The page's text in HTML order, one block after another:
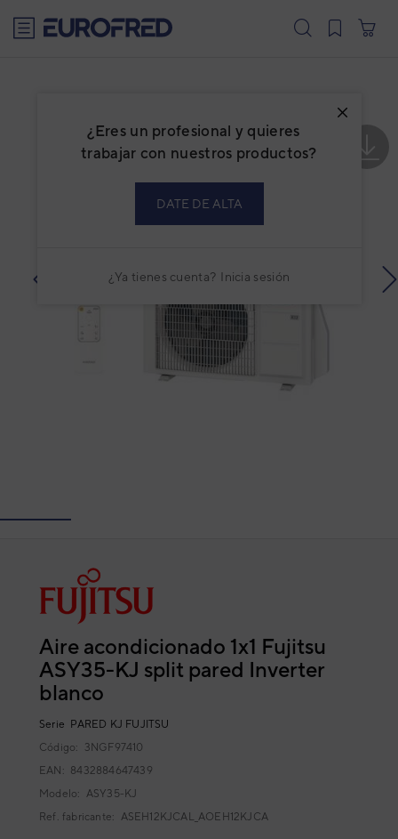
¿Eres un profesional y quieres
trabajar con nuestros productos?
DATE DE ALTA
¿Ya tienes cuenta? Inicia sesión
Aire acondicionado 1x1 Fujitsu
ASY35-KJ split pared Inverter
blanco
Serie PARED KJ FUJITSU
Código: 3NGF97410
EAN: 8432884647439
Modelo: ASY35-KJ
Ref. fabricante: ASEH12KJCAL_AOEH12KJCA